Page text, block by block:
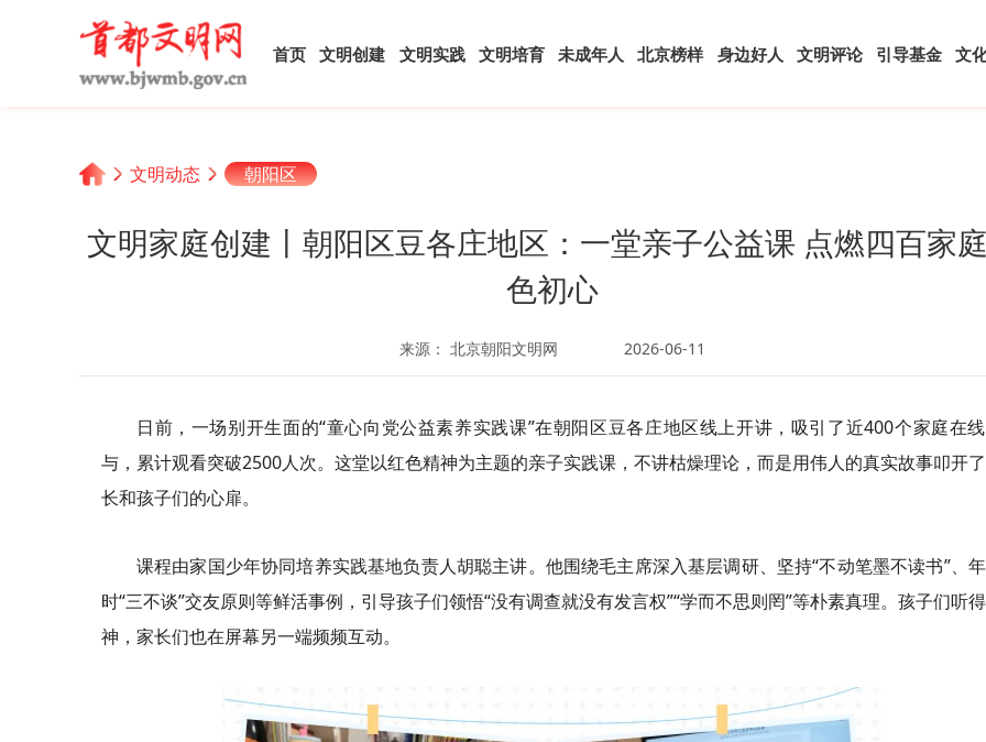
首页 文明创建 文明实践 文明培育 未成年人 北京榜样 身边好人 文明评论 引导基金 文
文明动态 朝阳区
文明家庭创建丨朝阳区豆各庄地区：一堂亲子公益课 点燃四百家
色初心
来源： 北京朝阳文明网 2026-06-11
日前，一场别开生面的“童心向党公益素养实践课”在朝阳区豆各庄地区线上开讲，吸引了近400个家庭在
与，累计观看突破2500人次。这堂以红色精神为主题的亲子实践课，不讲枯燥理论，而是用伟人的真实故事叩开
长和孩子们的心扉。
课程由家国少年协同培养实践基地负责人胡聪主讲。他围绕毛主席深入基层调研、坚持“不动笔墨不读书”、
时“三不谈”交友原则等鲜活事例，引导孩子们领悟“没有调查就没有发言权”“学而不思则罔”等朴素真理。孩子们听
神，家长们也在屏幕另一端频频互动。